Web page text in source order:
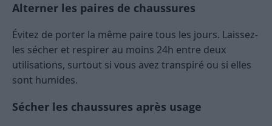
Alterner les paires de chaussures
Évitez de porter la même paire tous les jours. Laissez-
les sécher et respirer au moins 24h entre deux
utilisations, surtout si vous avez transpiré ou si elles
sont humides.
Sécher les chaussures après usage